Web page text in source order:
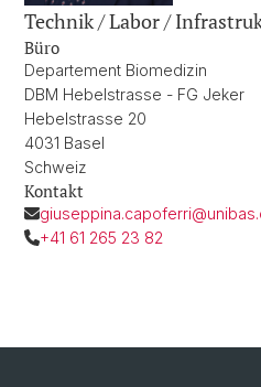
Technik / Labor /
Büro
Departement Biomedizin
DBM Hebelstrasse - FG Jeker
Hebelstrasse 20
4031 Basel
Schweiz
Kontakt
+41 61 265 23 82